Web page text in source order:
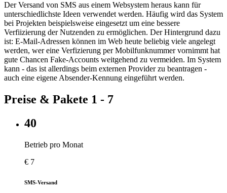
Der Versand von SMS aus einem Websystem heraus kann für
unterschiedlichste Ideen verwendet werden. Häufig wird das System
bei Projekten beispielsweise eingesetzt um eine bessere
Verfiizierung der Nutzenden zu ermöglichen. Der Hintergrund dazu
ist: E-Mail-Adressen können im Web heute beliebig viele angelegt
werden, wer eine Verfizierung per Mobilfunknummer vornimmt hat
gute Chancen Fake-Accounts weitgehend zu vermeiden. Im System
kann - das ist allerdings beim externen Provider zu beantragen -
auch eine eigene Absender-Kennung eingeführt werden.
Preise & Pakete 1 - 7
40
Betrieb pro Monat
€ 7
SMS-Versand